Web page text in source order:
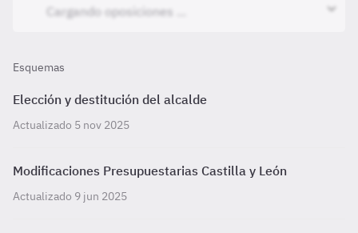
Esquemas
Elección y destitución del alcalde
Actualizado 5 nov 2025
Modificaciones Presupuestarias Castilla y León
Actualizado 9 jun 2025